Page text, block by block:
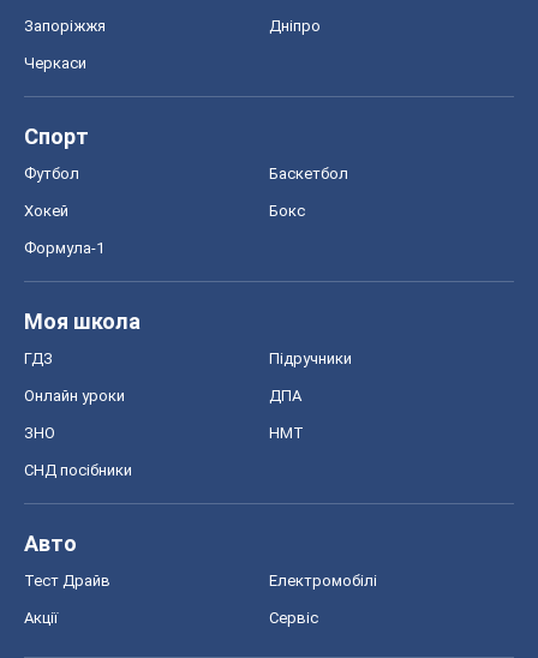
Запоріжжя Дніпро
Черкаси
Спорт
Футбол Баскетбол
Хокей Бокс
Формула-1
Моя школа
ГДЗ Підручники
Онлайн уроки ДПА
ЗНО НМТ
СНД посібники
Авто
Тест Драйв Електромобілі
Акції Сервіс